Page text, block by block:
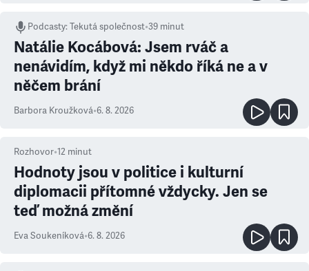
Podcasty:Tekutá společnost•39 minut
Natálie Kocábová: Jsem rváč a
nenávidím, když mi někdo říká ne a v
něčem brání
Barbora Kroužková•6. 8. 2026
Rozhovor•12 minut
Hodnoty jsou v politice i kulturní
diplomacii přítomné vždycky. Jen se
teď možná změní
Eva Soukeníková•6. 8. 2026